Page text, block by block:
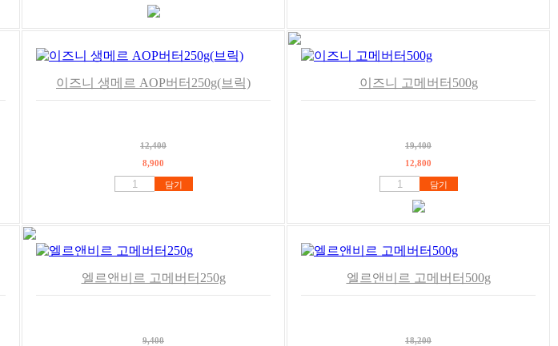
이즈니 생메르 AOP버터250g(브릭)
12,400
8,900
담기
이즈니 고메버터500g
19,400
12,800
담기
엘르앤비르 고메버터250g
9,400
엘르앤비르 고메버터500g
18,200